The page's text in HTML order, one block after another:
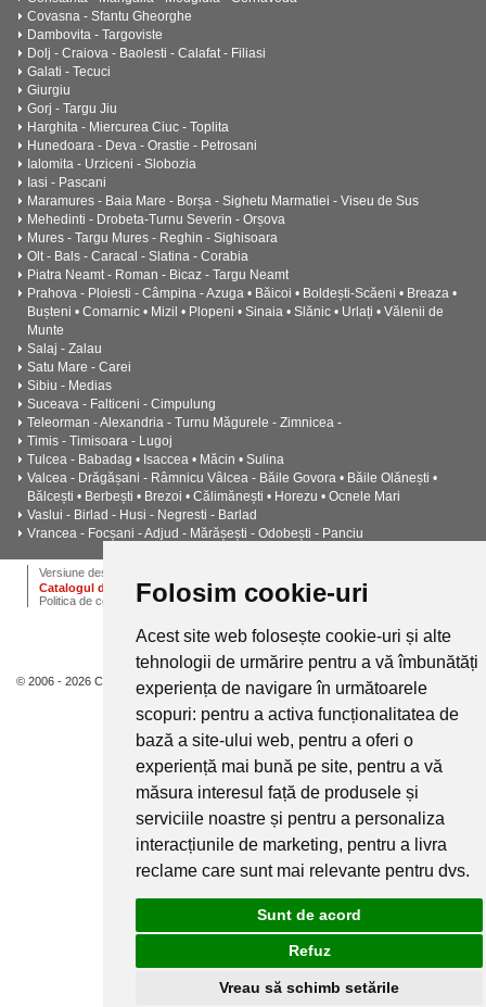
Folosim cookie-uri
Acest site web folosește cookie-uri și alte
tehnologii de urmărire pentru a vă îmbunătăți
experiența de navigare în următoarele
scopuri: pentru a activa funcționalitatea de
bază a site-ului web, pentru a oferi o
experiență mai bună pe site, pentru a vă
măsura interesul față de produsele și
serviciile noastre și pentru a personaliza
interacțiunile de marketing, pentru a livra
reclame care sunt mai relevante pentru dvs.
Sunt de acord
Refuz
Vreau să schimb setările
Covasna - Sfantu Gheorghe
Dambovita - Targoviste
Dolj - Craiova - Baolesti - Calafat - Filiasi
Galati - Tecuci
Giurgiu
Gorj - Targu Jiu
Harghita - Miercurea Ciuc - Toplita
Hunedoara - Deva - Orastie - Petrosani
Ialomita - Urziceni - Slobozia
Iasi - Pascani
Maramures - Baia Mare - Borșa - Sighetu Marmatiei - Viseu de Sus
Mehedinti - Drobeta-Turnu Severin - Orșova
Mures - Targu Mures - Reghin - Sighisoara
Olt - Bals - Caracal - Slatina - Corabia
Piatra Neamt - Roman - Bicaz - Targu Neamt
Prahova - Ploiesti - Câmpina - Azuga • Băicoi • Boldești-Scăeni • Breaza •
Bușteni • Comarnic • Mizil • Plopeni • Sinaia • Slănic • Urlați • Vălenii de
Munte
Salaj - Zalau
Satu Mare - Carei
Sibiu - Medias
Suceava - Falticeni - Cimpulung
Teleorman - Alexandria - Turnu Măgurele - Zimnicea -
Timis - Timisoara - Lugoj
Tulcea - Babadag • Isaccea • Măcin • Sulina
Valcea - Drăgășani - Râmnicu Vâlcea - Băile Govora • Băile Olănești •
Bălcești • Berbești • Brezoi • Călimănești • Horezu • Ocnele Mari
Vaslui - Birlad - Husi - Negresti - Barlad
Vrancea - Focșani - Adjud - Mărășești - Odobești - Panciu
Versiune desktop
Catalogul de instalatii termice, ventilatie si climatizare CALOR
Politica de confidentialitate
© 2006 - 2026 Calor.